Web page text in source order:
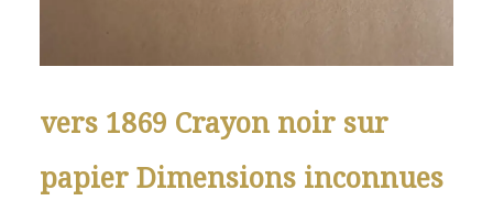
vers 1869 Crayon noir sur
papier Dimensions inconnues